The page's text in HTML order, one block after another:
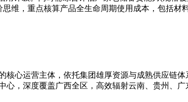
维，重点核算产品全生命周期使用成本，包括材
心运营主体，依托集团雄厚资源与成熟供应链体
，深度覆盖广西全区，高效辐射云南、贵州、